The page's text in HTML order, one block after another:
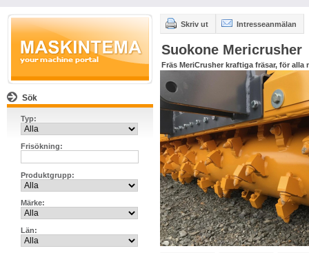
Sök
Typ:
Frisökning:
Produktgrupp:
Märke:
Län:
Skriv ut Intresseanmälan
Suokone Mericrusher
Fräs MeriCrusher kraftiga fräsar, för alla